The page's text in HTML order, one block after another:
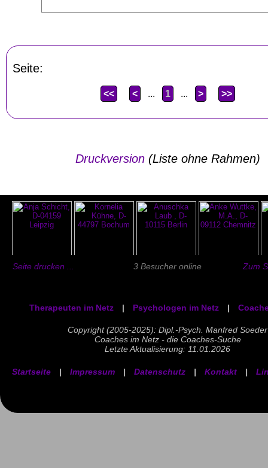
Seite:
<< < ... 1 ... > >>
Druckversion(Liste ohne Rahmen)
Seite drucken ... 3 Besucher online Zum
Therapeuten im Netz | Psychologen im Netz |
Copyright (2005-2025): Dipl.-Psych. Manfred Soeder
Coaches im Netz - die Coaches-Suche
Letzte Aktualisierung: 11.01.2026
Startseite | Impressum | Datenschutz | Kontakt |